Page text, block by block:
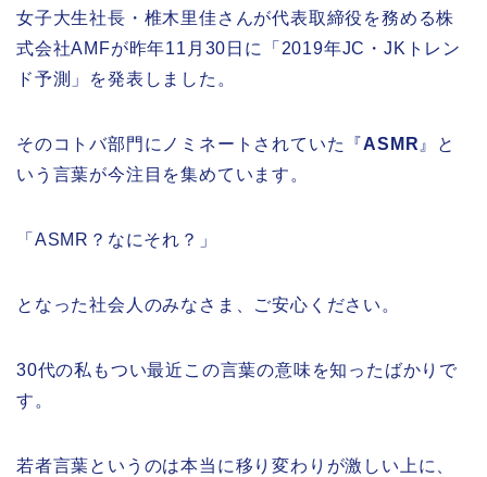
女子大生社長・椎木里佳さんが代表取締役を務める株
式会社AMFが昨年11月30日に「2019年JC・JKトレン
ド予測」を発表しました。
そのコトバ部門にノミネートされていた『ASMR 』と
いう言葉が今注目を集めています。
「ASMR？なにそれ？」
となった社会人のみなさま、ご安心ください。
30代の私もつい最近この言葉の意味を知ったばかりで
す。
若者言葉というのは本当に移り変わりが激しい上に、